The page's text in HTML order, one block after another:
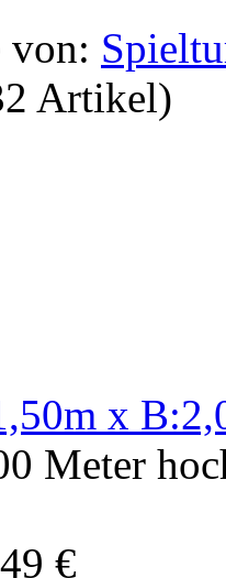
von:
Artikel)
x
Meter
€